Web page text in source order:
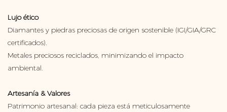
Lujo ético
Diamantes y piedras preciosas de origen sostenible (IGI/GIA/GRC
certificados).
Metales preciosos reciclados, minimizando el impacto
ambiental.
Artesanía & Valores
Patrimonio artesanal: cada pieza está meticulosamente